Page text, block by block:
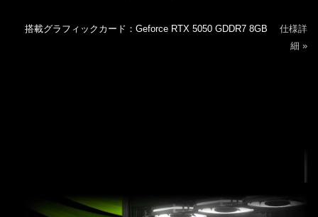
搭載グラフィックカード：Geforce RTX 5050 GDDR7 8GB 仕様詳
細 »